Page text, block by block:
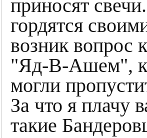
приносят
гордятся
возник вопрос
"Яд-В-Ашем", к
могли
За что я плачу
такие